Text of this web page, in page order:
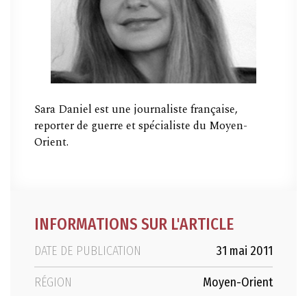
Sara Daniel est une journaliste française,
reporter de guerre et spécialiste du Moyen-
Orient.
INFORMATIONS SUR L'ARTICLE
DATE DE PUBLICATION 31 mai 2011
RÉGION Moyen-Orient